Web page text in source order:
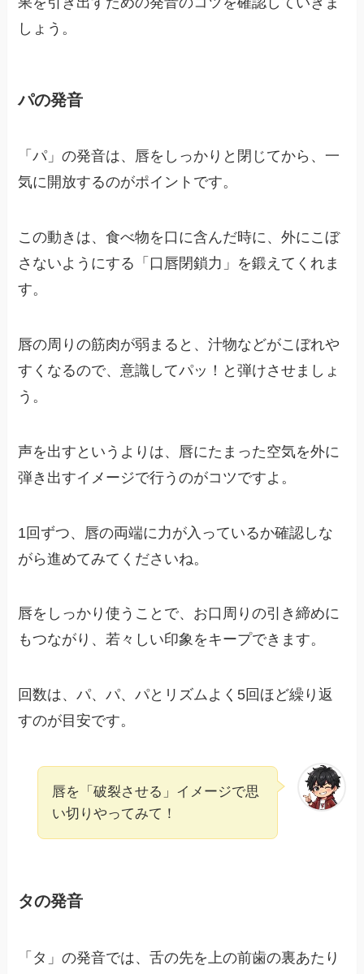
しょう。
パの発音
「パ」の発音は、唇をしっかりと閉じてから、一
気に開放するのがポイントです。
この動きは、食べ物を口に含んだ時に、外にこぼ
さないようにする「口唇閉鎖力」を鍛えてくれま
す。
唇の周りの筋肉が弱まると、汁物などがこぼれや
すくなるので、意識してパッ！と弾けさせましょ
う。
声を出すというよりは、唇にたまった空気を外に
弾き出すイメージで行うのがコツですよ。
1回ずつ、唇の両端に力が入っているか確認しな
がら進めてみてくださいね。
唇をしっかり使うことで、お口周りの引き締めに
もつながり、若々しい印象をキープできます。
回数は、パ、パ、パとリズムよく5回ほど繰り返
すのが目安です。
唇を「破裂させる」イメージで思
い切りやってみて！
タの発音
「タ」の発音では、舌の先を上の前歯の裏あたり